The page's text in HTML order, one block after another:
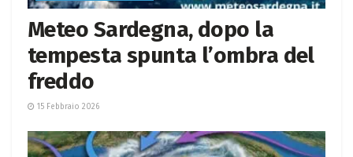
Meteo Sardegna, dopo la
tempesta spunta l’ombra del
freddo
15 Febbraio 2026